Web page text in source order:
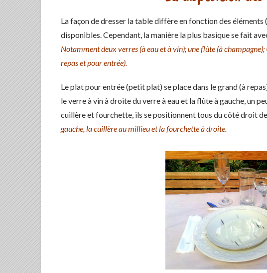
La façon de dresser la table diffère en fonction des
disponibles. Cependant, la manière la plus basique se fait
Notamment deux verres (à eau et à vin); une flûte (à
repas et pour entrée).
Le plat pour entrée (petit plat) se place dans le grand (à
le verre à vin à droite du verre à eau et la flûte à gauche, un
cuillère et fourchette, ils se positionnent tous du côté droit de
gauche, la cuillère au millieu et la fourchette à droite.